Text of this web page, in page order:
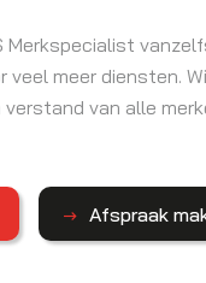
Merkspecialist
meer diensten.
van alle
Afspraak